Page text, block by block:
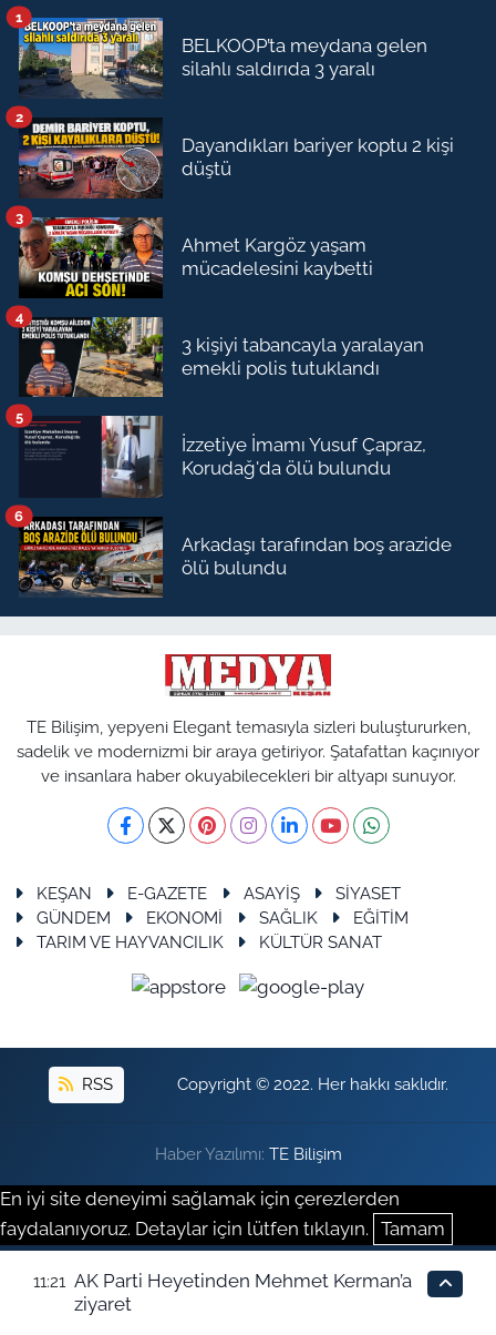
BELKOOP’ta meydana gelen
silahlı saldırıda 3 yaralı
1
Dayandıkları bariyer koptu 2 kişi
düştü
2
Ahmet Kargöz yaşam
mücadelesini kaybetti
3
3 kişiyi tabancayla yaralayan
emekli polis tutuklandı
4
İzzetiye İmamı Yusuf Çapraz,
Korudağ'da ölü bulundu
5
Arkadaşı tarafından boş arazide
ölü bulundu
6
TE Bilişim, yepyeni Elegant temasıyla sizleri buluştururken,
sadelik ve modernizmi bir araya getiriyor. Şatafattan kaçınıyor
ve insanlara haber okuyabilecekleri bir altyapı sunuyor.
KEŞAN E-GAZETE ASAYİŞ
SİYASET
GÜNDEM
EKONOMİ SAĞLIK
EĞİTİM
TARIM VE HAYVANCILIK
KÜLTÜR SANAT
RSS Copyright © 2022. Her hakkı saklıdır.
Haber Yazılımı: TE Bilişim
En iyi site deneyimi sağlamak için çerezlerden
faydalanıyoruz. Detaylar için lütfen tıklayın. Tamam
11:21 AK Parti Heyetinden Mehmet Kerman’a
ziyaret